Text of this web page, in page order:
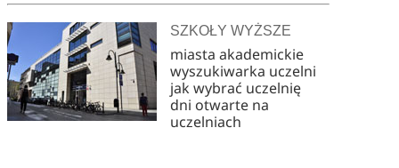
SZKOŁY WYŻSZE
miasta akademickie
wyszukiwarka uczelni
jak wybrać uczelnię
dni otwarte na
uczelniach